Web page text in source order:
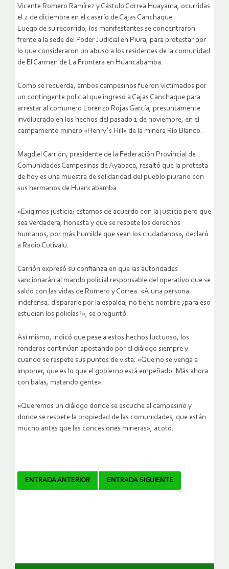
Vicente Romero Ramírez y Cástulo Correa Huayama, ocurridas
el 2 de diciembre en el caserío de Cajas Canchaque.
Luego de su recorrido, los manifestantes se concentraron
frente a la sede del Poder Judicial en Piura, para protestar por
lo que consideraron un abuso a los residentes de la comunidad
de El Carmen de La Frontera en Huancabamba.
Como se recuerda, ambos campesinos fueron victimados por
un contingente policial que ingresó a Cajas Canchaque para
arrestar al comunero Lorenzo Rojas García, presuntamente
involucrado en los hechos del pasado 1 de noviembre, en el
campamento minero «Henry´s Hill» de la minera Río Blanco.
Magdiel Carrión, presidente de la Federación Provincial de
Comunidades Campesinas de Ayabaca, resaltó que la protesta
de hoy es una muestra de solidaridad del pueblo piurano con
sus hermanos de Huancabamba.
«Exigimos justicia; estamos de acuerdo con la justicia pero que
sea verdadera, honesta y que se respete los derechos
humanos, por más humilde que sean los ciudadanos», declaró
a Radio Cutivalú.
Carrión expresó su confianza en que las autoridades
sancionarán al mando policial responsable del operativo que se
saldó con las vidas de Romero y Correa. «A una persona
indefensa, dispararle por la espalda, no tiene nombre ¿para eso
estudian los policías?», se preguntó.
Así mismo, indicó que pese a estos hechos luctuoso, los
ronderos continúan apostando por el diálogo siempre y
cuando se respete sus puntos de vista. «Que no se venga a
imponer, que es lo que el gobierno está empeñado. Más ahora
con balas, matando gente».
«Queremos un diálogo donde se escuche al campesino y
donde se respete la propiedad de las comunidades, que están
mucho antes que las concesiones mineras», acotó.
Navegador
ENTRADA ANTERIOR ENTRADA SIGUIENTE